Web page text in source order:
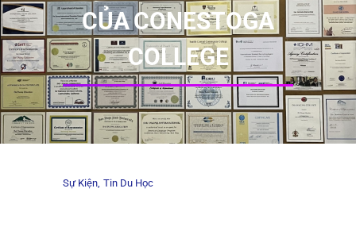
CỦA CONESTOGA
COLLEGE
Sự Kiện Tin Du Học